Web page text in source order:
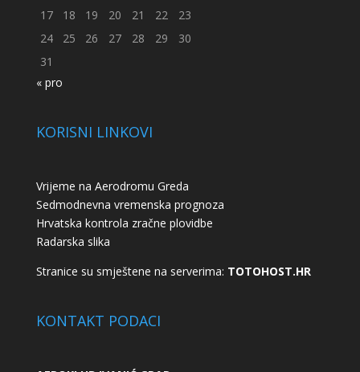
17
18 19 20 21 22
23
24
25 26 27 28 29
30
31
« pro
KORISNI LINKOVI
Vrijeme na Aerodromu Greda
Sedmodnevna vremenska prognoza
Hrvatska kontrola zračne plovidbe
Radarska slika
Stranice su smještene na serverima: TOTOHOST.HR
KONTAKT PODACI